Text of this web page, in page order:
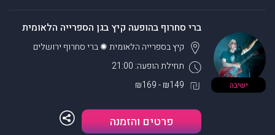
ישיבה
ברי סחרוף בהופעה קיץ בגן הספרייה הלאומית
תחילת הופעה: 21:00
קיץ בספרייה הלאומית ✺ ברי סחרוףירושלים
₪149 - ₪169
פרטים והזמנה